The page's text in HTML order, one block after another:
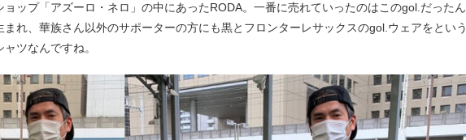
ョップ「アズーロ・ネロ」の中にあったRODA。一番に売れていったのはこのgol.だったん
れ、華族さん以外のサポーターの方にも黒とフロンターレサックスのgol.ウェアをという
ツなんですね。